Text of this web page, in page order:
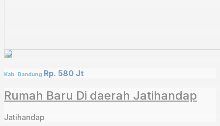
Kab. Bandung Rp. 580 Jt
Rumah Baru Di daerah Jatihandap
Jatihandap